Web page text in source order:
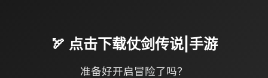
🏹 点击下载仗剑传说|手游
准备好开启冒险了吗？